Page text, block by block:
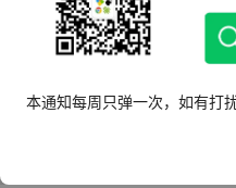
有超多模板，可以
用户可以一键完成
本通知每周只弹一次，如有打